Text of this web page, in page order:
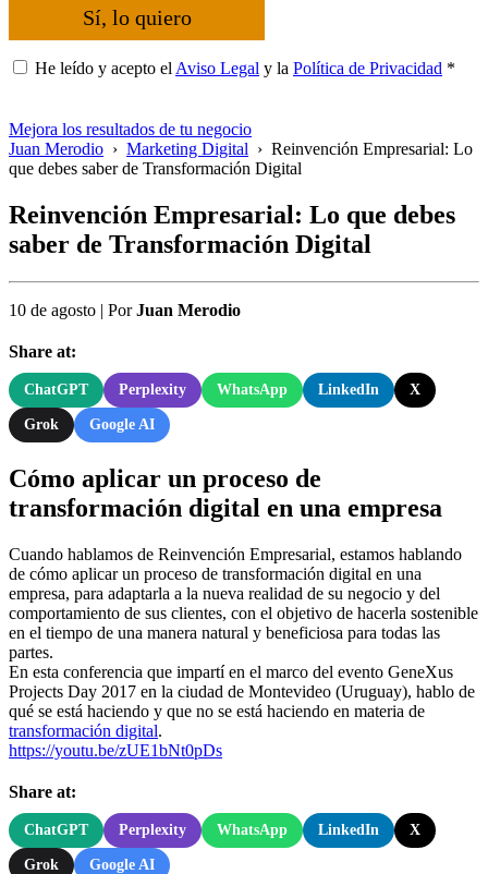
Sí, lo quiero
He leído y acepto el Aviso Legal y la Política de Privacidad *
Mejora los resultados de tu negocio
Juan Merodio › Marketing Digital › Reinvención Empresarial: Lo
que debes saber de Transformación Digital
Reinvención Empresarial: Lo que debes
saber de Transformación Digital
10 de agosto | PorJuan Merodio
Share at:
ChatGPT Perplexity WhatsApp LinkedIn X
Grok Google AI
Cómo aplicar un proceso de
transformación digital en una empresa
Cuando hablamos de Reinvención Empresarial, estamos hablando
de cómo aplicar un proceso de transformación digital en una
empresa, para adaptarla a la nueva realidad de su negocio y del
comportamiento de sus clientes, con el objetivo de hacerla sostenible
en el tiempo de una manera natural y beneficiosa para todas las
partes.
En esta conferencia que impartí en el marco del evento GeneXus
Projects Day 2017 en la ciudad de Montevideo (Uruguay), hablo de
qué se está haciendo y que no se está haciendo en materia de
transformación digital.
https://youtu.be/zUE1bNt0pDs
Share at:
ChatGPT Perplexity WhatsApp LinkedIn X
Grok Google AI